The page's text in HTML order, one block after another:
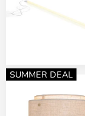
SUMMER DEAL